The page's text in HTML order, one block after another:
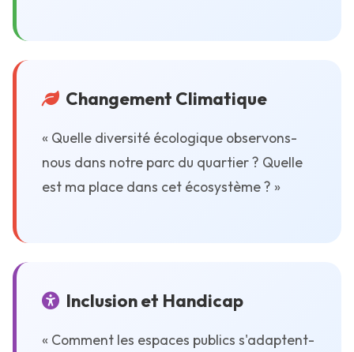
Changement Climatique
« Quelle diversité écologique observons-
nous dans notre parc du quartier ? Quelle
est ma place dans cet écosystème ? »
Inclusion et Handicap
« Comment les espaces publics s'adaptent-